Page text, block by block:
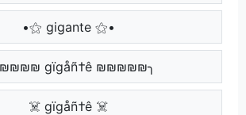
•⚝ gigante ⚝•
gïgåñ†ê ₪₪₪₪₪╮
☠️ gïgåñ†ê ☠️